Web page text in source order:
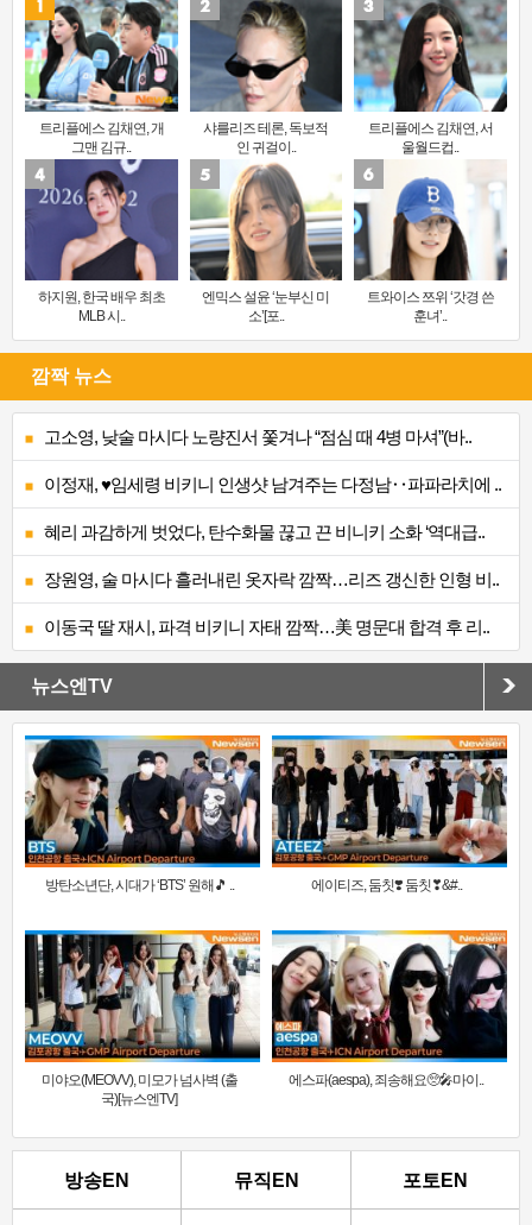
트리플에스 김채연, 개
그맨 김규..
샤를리즈 테론, 독보적
인 귀걸이..
트리플에스 김채연, 서
울월드컵..
하지원, 한국 배우 최초
MLB 시..
엔믹스 설윤 ‘눈부신 미
소’[포..
트와이스 쯔위 ‘갓경 쓴
훈녀’..
깜짝 뉴스
고소영, 낮술 마시다 노량진서 쫓겨나 “점심 때 4병 마셔”(바..
이정재, ♥임세령 비키니 인생샷 남겨주는 다정남‥파파라치에 ..
혜리 과감하게 벗었다, 탄수화물 끊고 끈 비니키 소화 ‘역대급..
장원영, 술 마시다 흘러내린 옷자락 깜짝…리즈 갱신한 인형 비..
이동국 딸 재시, 파격 비키니 자태 깜짝…美 명문대 합격 후 리..
뉴스엔TV
방탄소년단, 시대가 ‘BTS’ 원해🎵 .. 에이티즈, 둠칫❣️ 둠칫❣&#..
미야오(MEOVV), 미모가 넘사벽 (출
국)[뉴스엔TV]
에스파(aespa), 죄송해요🥺🎤마이..
방송EN 뮤직EN 포토EN